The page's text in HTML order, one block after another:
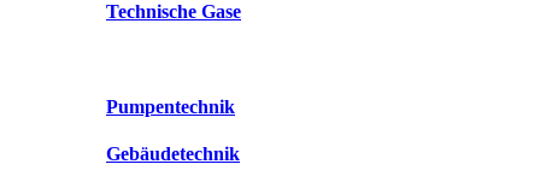
Technische Gase
Pumpentechnik
Gebäudetechnik